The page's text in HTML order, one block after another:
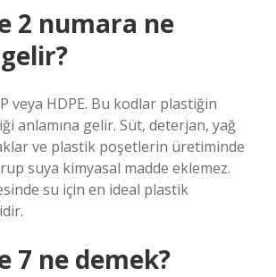
2 numara ne
veya HDPE. Bu kodlar plastiğin
anlamına gelir. Süt, deterjan, yağ
ve plastik poşetlerin üretiminde
suya kimyasal madde eklemez.
su için en ideal plastik
7 ne demek?